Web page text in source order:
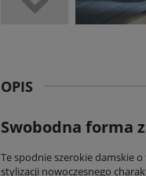
OPIS
Swobodna forma
Tespodnie szerokie damskieo
stylizacji nowoczesnego